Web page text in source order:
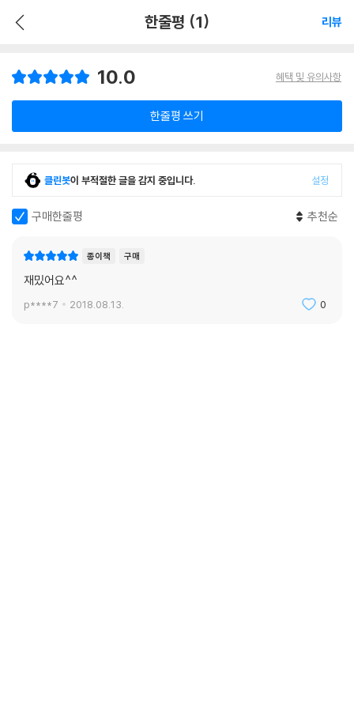
한줄평 (1) 리뷰
10.0 혜택 및 유의사항
한줄평 쓰기
클린봇이 부적절한 글을 감지 중입니다. 설정
구매한줄평 추천순
종이책 구매
재밌어요^^
p****7 2018.08.13. 0